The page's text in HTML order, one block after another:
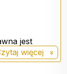
słodzik.
jest
więcej